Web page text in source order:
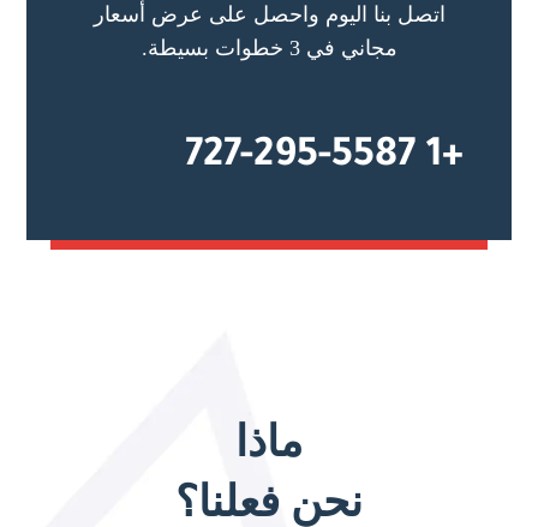
اتصل بنا اليوم واحصل على عرض أسعار
مجاني في 3 خطوات بسيطة.
+1 727-295-5587
ماذا
نحن فعلنا؟